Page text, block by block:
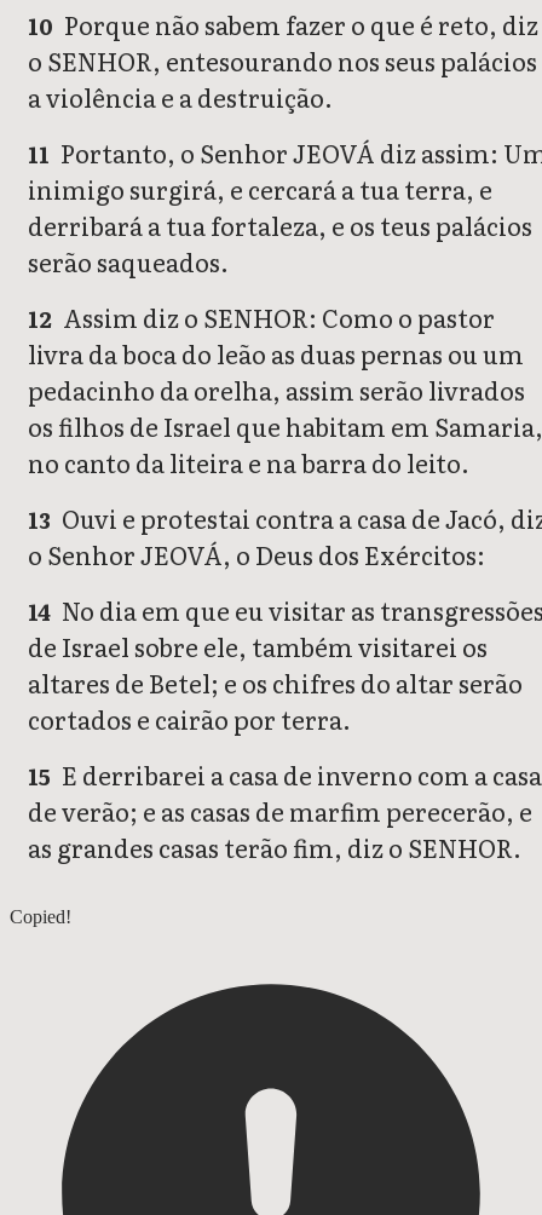
10 Porque não sabem fazer o que é reto, diz
o SENHOR, entesourando nos seus palácios
a violência e a destruição.
11 Portanto, o Senhor JEOVÁ diz assim:
inimigo surgirá, e cercará a tua terra, e
derribará a tua fortaleza, e os teus palácios
serão saqueados.
12 Assim diz o SENHOR: Como o pastor
livra da boca do leão as duas pernas ou um
pedacinho da orelha, assim serão livrados
os filhos de Israel que habitam em Samaria,
no canto da liteira e na barra do leito.
13 Ouvi e protestai contra a casa de Jacó,
o Senhor JEOVÁ, o Deus dos Exércitos:
14 No dia em que eu visitar as
de Israel sobre ele, também visitarei os
altares de Betel; e os chifres do altar serão
cortados e cairão por terra.
15 E derribarei a casa de inverno com a casa
de verão; e as casas de marfim perecerão, e
as grandes casas terão fim, diz o SENHOR.
Amós 2
Copied!